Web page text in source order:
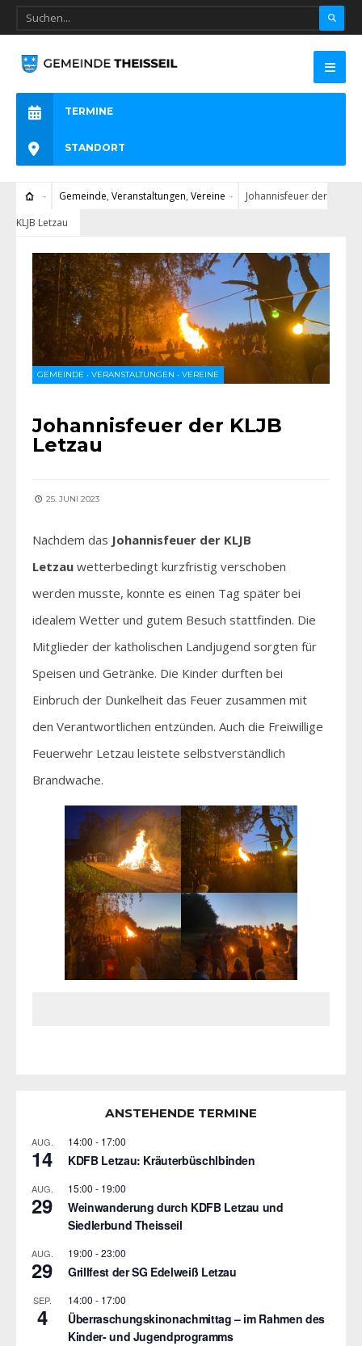
TERMINE
STANDORT
Gemeinde, Veranstaltungen, Vereine
Johannisfeuer der
KLJB Letzau
GEMEINDE • VERANSTALTUNGEN • VEREINE
Johannisfeuer der KLJB
Letzau
25. JUNI 2023
Nachdem das Johannisfeuer der KLJB
Letzau wetterbedingt kurzfristig verschoben
werden musste, konnte es einen Tag später bei
idealem Wetter und gutem Besuch stattfinden. Die
Mitglieder der katholischen Landjugend sorgten für
Speisen und Getränke. Die Kinder durften bei
Einbruch der Dunkelheit das Feuer zusammen mit
den Verantwortlichen entzünden. Auch die Freiwillige
Feuerwehr Letzau leistete selbstverständlich
Brandwache.
ANSTEHENDE TERMINE
AUG.
14
14:00 - 17:00
KDFB Letzau: Kräuterbüschlbinden
AUG.
29
15:00 - 19:00
Weinwanderung durch KDFB Letzau und
Siedlerbund Theisseil
AUG.
29
19:00 -23:00
Grillfest der SG Edelweiß Letzau
SEP.
4
14:00 - 17:00
Überraschungskinonachmittag – im Rahmen des
Kinder- und Jugendprogramms